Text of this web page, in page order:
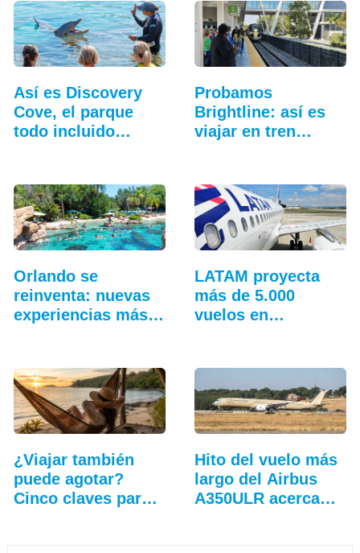
Así es Discovery
Cove, el parque
todo incluido
Probamos
Brightline: así es
viajar en tren
Orlando se
reinventa: nuevas
experiencias más
LATAM proyecta
más de 5.000
vuelos en
¿Viajar también
puede agotar?
Cinco claves para
Hito del vuelo más
largo del Airbus
A350ULR acerca…